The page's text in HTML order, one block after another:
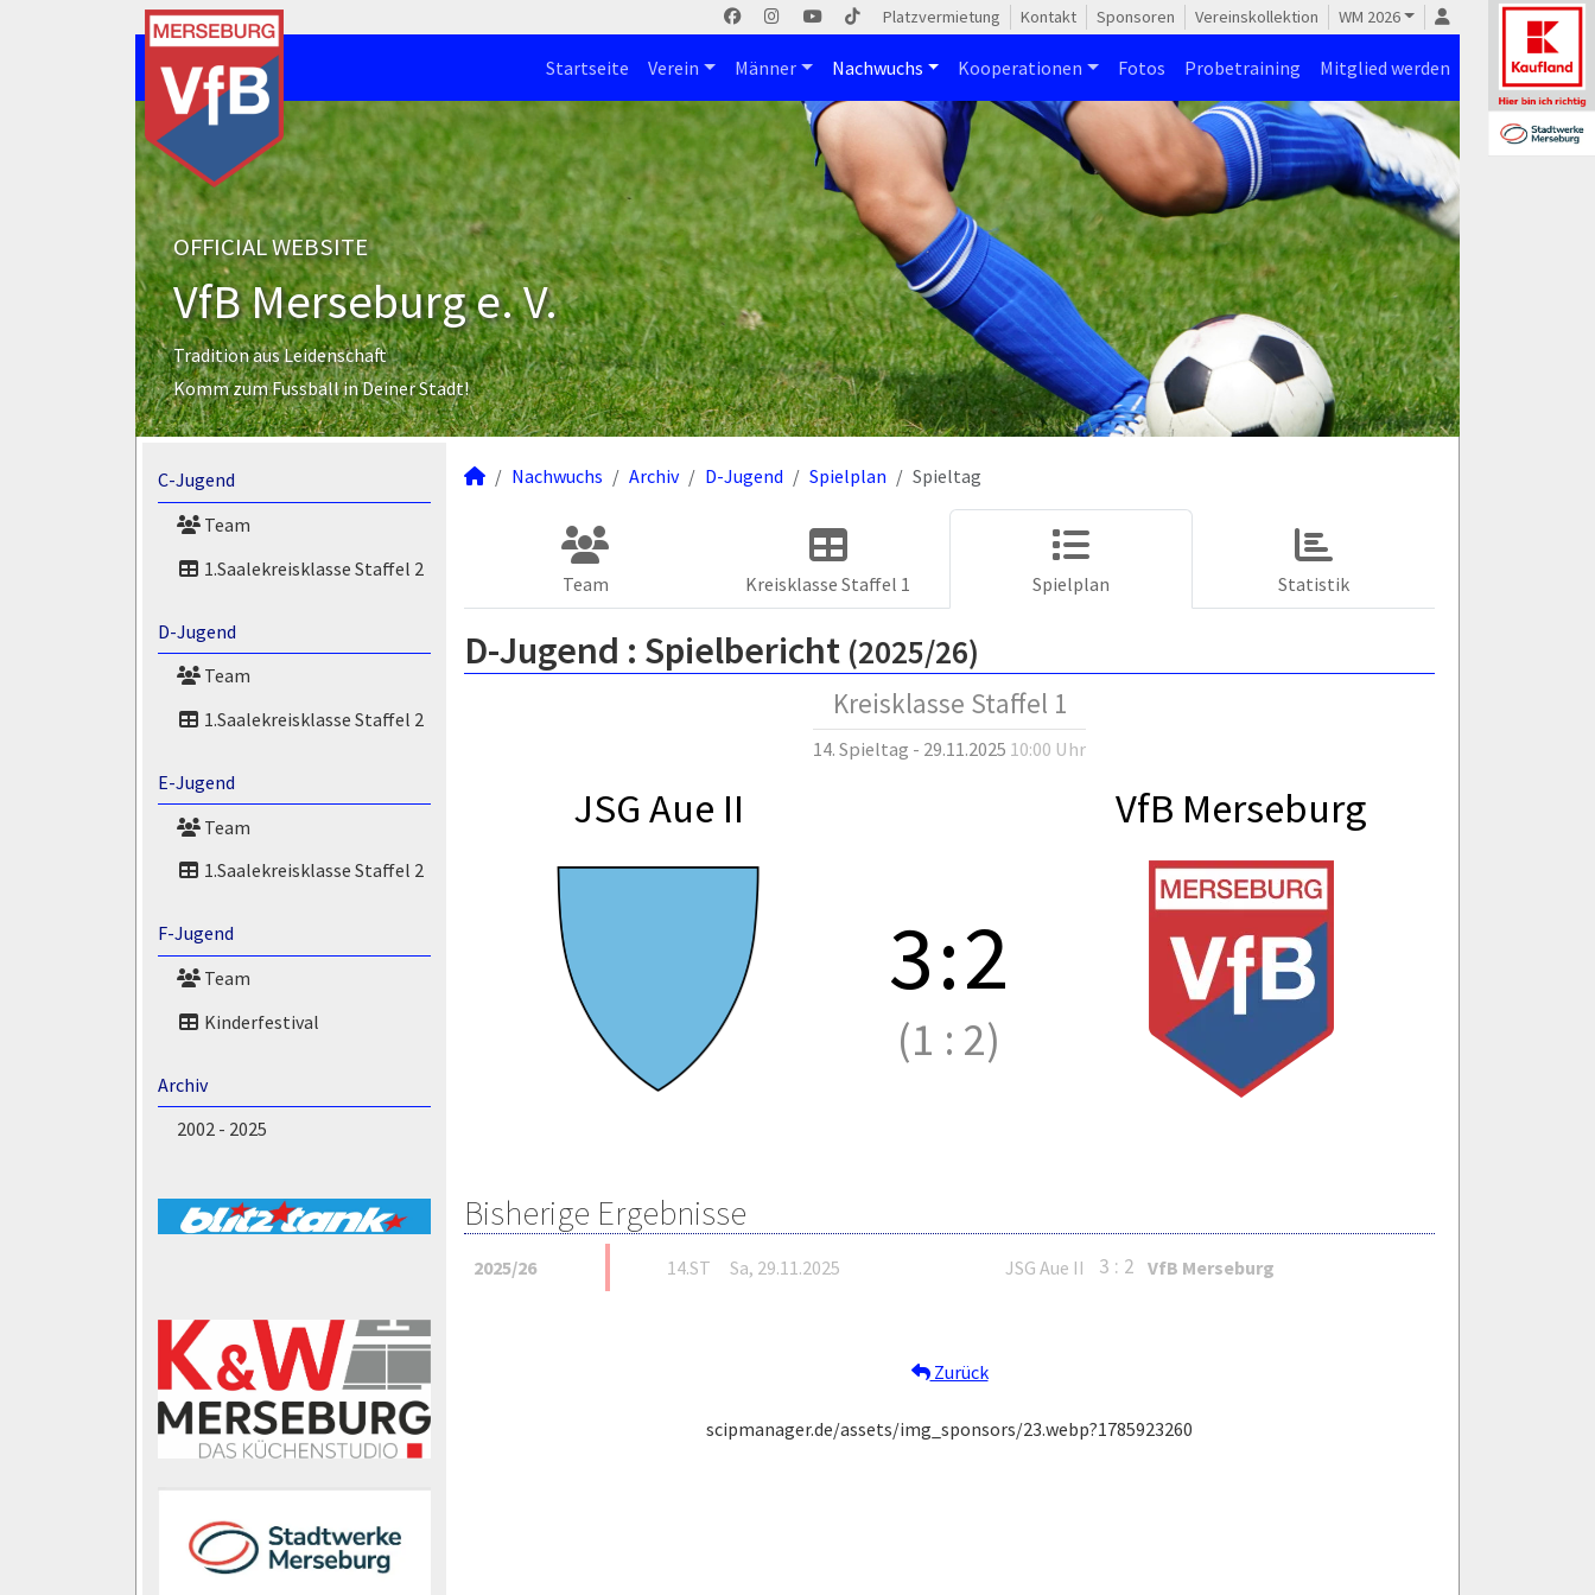
Platzvermietung Kontakt Sponsoren Vereinskollektion WM 2026
Startseite Verein Männer Nachwuchs Kooperationen Fotos Probetraining Mitglied werden
OFFICIAL WEBSITE
VfB Merseburg e. V.
Tradition aus Leidenschaft
Komm zum Fussball in Deiner Stadt!
C-Jugend
Team
1.Saalekreisklasse Staffel 2
D-Jugend
Team
1.Saalekreisklasse Staffel 2
E-Jugend
Team
1.Saalekreisklasse Staffel 2
F-Jugend
Team
Kinderfestival
Archiv
2002 - 2025
Nachwuchs Archiv D-Jugend Spielplan Spieltag
Team Kreisklasse Staffel 1 Spielplan Statistik
D-Jugend : Spielbericht (2025/26)
Kreisklasse Staffel 1
14. Spieltag - 29.11.2025 10:00 Uhr
JSG Aue II VfB Merseburg
3:2
(1 : 2)
Bisherige Ergebnisse
2025/26 14.ST Sa, 29.11.2025 JSG Aue II 3 : 2 VfB Merseburg
Zurück
scipmanager.de/assets/img_sponsors/23.webp?1785923260